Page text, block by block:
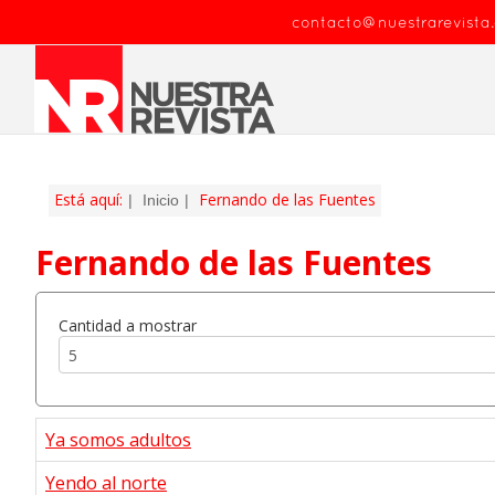
Está aquí: Inicio Fernando de las Fuentes
Fernando de las Fuentes
Cantidad a mostrar
Ya somos adultos
Yendo al norte